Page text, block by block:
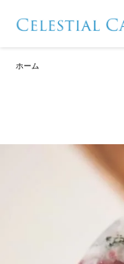
ホーム